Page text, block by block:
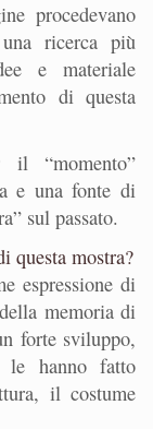
procedevano
ricerca più
e materiale
di questa
“momento”
e una fonte di
sul passato.
questa mostra?
espressione di
memoria di
forte sviluppo,
le hanno fatto
il costume